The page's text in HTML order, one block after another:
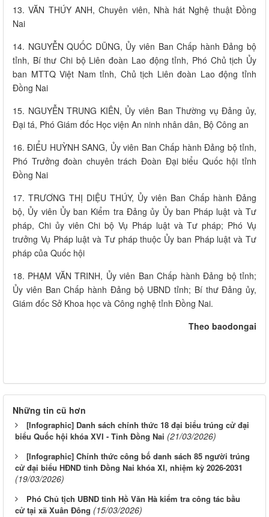
13. VĂN THÚY ANH, Chuyên viên, Nhà hát Nghệ thuật Đồng
Nai
14. NGUYỄN QUỐC DŨNG, Ủy viên Ban Chấp hành Đảng bộ
tỉnh, Bí thư Chi bộ Liên đoàn Lao động tỉnh, Phó Chủ tịch Ủy
ban MTTQ Việt Nam tỉnh, Chủ tịch Liên đoàn Lao động tỉnh
Đồng Nai
15. NGUYỄN TRUNG KIÊN, Ủy viên Ban Thường vụ Đảng ủy,
Đại tá, Phó Giám đốc Học viện An ninh nhân dân, Bộ Công an
16. ĐIỂU HUỲNH SANG, Ủy viên Ban Chấp hành Đảng bộ tỉnh,
Phó Trưởng đoàn chuyên trách Đoàn Đại biểu Quốc hội tỉnh
Đồng Nai
17. TRƯƠNG THỊ DIỆU THÚY, Ủy viên Ban Chấp hành Đảng
bộ, Ủy viên Ủy ban Kiểm tra Đảng ủy Ủy ban Pháp luật và Tư
pháp, Chi ủy viên Chi bộ Vụ Pháp luật và Tư pháp; Phó Vụ
trưởng Vụ Pháp luật và Tư pháp thuộc Ủy ban Pháp luật và Tư
pháp của Quốc hội
18. PHẠM VĂN TRINH, Ủy viên Ban Chấp hành Đảng bộ tỉnh;
Ủy viên Ban Chấp hành Đảng bộ UBND tỉnh; Bí thư Đảng ủy,
Giám đốc Sở Khoa học và Công nghệ tỉnh Đồng Nai.
Theo baodongai
Những tin cũ hơn
[Infographic] Danh sách chính thức 18 đại biểu trúng cử đại
biểu Quốc hội khóa XVI - Tỉnh Đồng Nai (21/03/2026)
[Infographic] Chính thức công bố danh sách 85 người trúng
cử đại biểu HĐND tỉnh Đồng Nai khóa XI, nhiệm kỳ 2026-2031
(19/03/2026)
Phó Chủ tịch UBND tỉnh Hồ Văn Hà kiểm tra công tác bầu
cử tại xã Xuân Đông (15/03/2026)